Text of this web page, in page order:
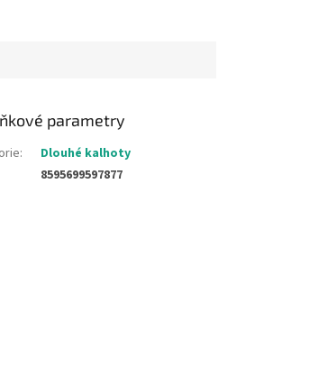
parametry
:
Dlouhé kalhoty
8595699597877